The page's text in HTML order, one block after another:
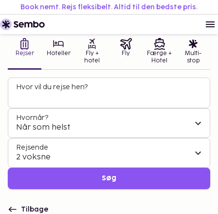
Book nemt. Rejs fleksibelt. Altid til den bedste pris.
Rejser Hoteller
Fly +
hotel
Fly
Færge +
Hotel
Multi-
stop
Hvor vil du rejse hen?
Hvornår?
Når som helst
Rejsende
2 voksne
Søg
Tilbage